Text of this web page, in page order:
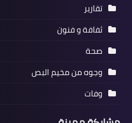
وقفة تضامنية في
تقارير
ثفافة و فنون
صحة
وجوه من مخيم البص
وفات